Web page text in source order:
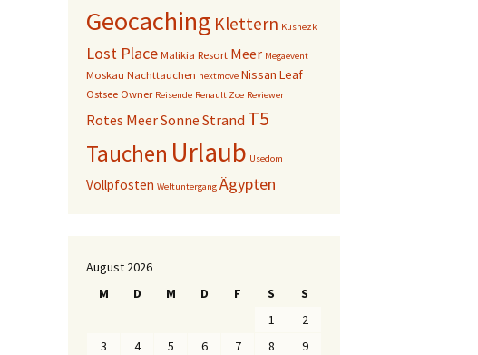
Geocaching Klettern Kusnezk
Lost Place Malikia Resort Meer Megaevent
Moskau Nachttauchen nextmove Nissan Leaf
Ostsee Owner Reisende Renault Zoe Reviewer
Rotes MeerSonne Strand T5
Tauchen Urlaub Usedom
Vollpfosten Weltuntergang Ägypten
August 2026
M
D M D F S
S
1
2
3
4 5 6 7 8
9